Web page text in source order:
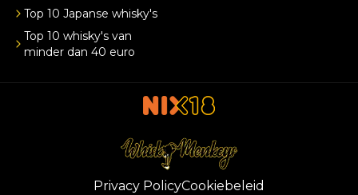
Top 10 Japanse whisky's
Top 10 whisky's van
minder dan 40 euro
Privacy PolicyCookiebeleid